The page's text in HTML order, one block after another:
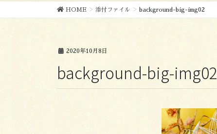
HOME 添付ファイル background-big-img02
2020年10月8日
background-big-img02